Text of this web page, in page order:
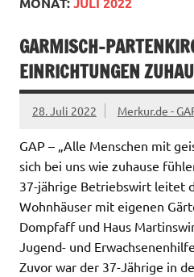
GARMISCH-
EINRICHTUNGEN
28. Juli 2022 Merkur.de -
GAP – „Alle Menschen mit
sich bei uns wie zuhause
37-jährige Betriebswirt leitet
Wohnhäuser mit eigenen
Dompfaff und Haus
Jugend- und
Zuvor war der 37-Jährige in